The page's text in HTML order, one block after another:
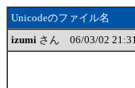
Unicodeのファイル名
izumi さん 06/03/02